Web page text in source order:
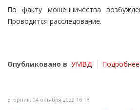
По факту мошенничества
Проводится расследование.
Опубликовано в УМВД Подробнее
Вторник, 04 октября 2022 16:16